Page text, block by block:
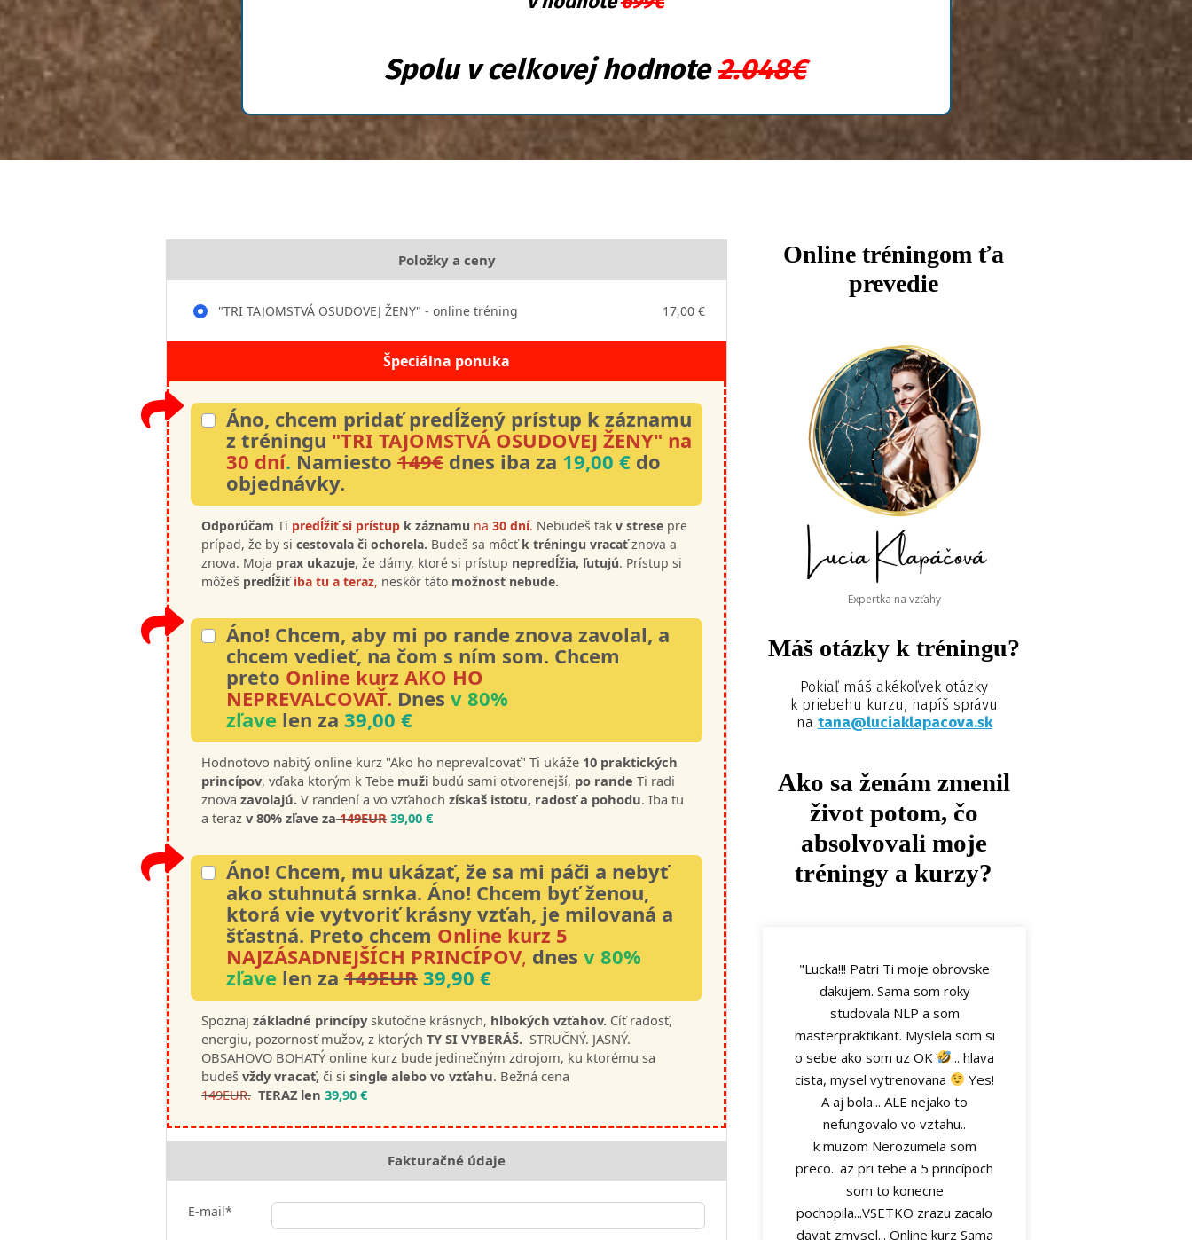
Spolu v celkovej hodnote2.048€
Položky a ceny
"TRI TAJOMSTVÁ OSUDOVEJ ŽENY" - online tréning 17,00 €
Špeciálna ponuka
Áno, chcem pridať predĺžený prístup k záznamu
z tréningu "TRI TAJOMSTVÁ OSUDOVEJ ŽENY" na
30 dní. Namiesto 149€ dnes iba za 19,00 € do
objednávky.
Odporúčam Ti predĺžiť si prístup k záznamu na 30 dní. Nebudeš tak v strese pre
prípad, že by si cestovala či ochorela. Budeš sa môcťk tréningu vracaťznova a
znova. Moja prax ukazuje, že dámy, ktoré si prístup nepredĺžia, ľutujú. Prístup si
môžeš predĺžiťiba tu a teraz, neskôr táto možnosť nebude.
Áno! Chcem, aby mi po rande znova zavolal, a
chcem vedieť, na čom s ním som. Chcem
preto Online kurz AKO HO
NEPREVALCOVAŤ. Dnes v 80%
zľave len za 39,00 €
Hodnotovo nabitý online kurz "Ako ho neprevalcovať" Ti ukáže 10 praktických
princípov, vďaka ktorým k Tebe muži budú sami otvorenejší, po rande Ti radi
znova zavolajú. V randení a vo vzťahoch získaš istotu, radosť a pohodu. Iba tu
a teraz v 80% zľave za149EUR 39,00 €
Áno! Chcem, mu ukázať, že sa mi páči a nebyť
ako stuhnutá srnka. Áno! Chcem byť ženou,
ktorá vie vytvoriť krásny vzťah, je milovaná a
šťastná. Preto chcem Online kurz 5
NAJZÁSADNEJŠÍCH PRINCÍPOV, dnes v 80%
zľave len za 149EUR 39,90 €
Spoznaj základné princípyskutočne krásnych, hlbokých vzťahov. Cíť radosť,
energiu, pozornosť mužov, z ktorých TY SI VYBERÁŠ. STRUČNÝ. JASNÝ.
OBSAHOVO BOHATÝ online kurz bude jedinečným zdrojom, ku ktorému sa
budeš vždy vracať, či si single alebo vo vzťahu. Bežná cena
149EUR. TERAZ len 39,90 €
Fakturačné údaje
E-mail*
Online tréningom ťa
prevedie
Expertka na vzťahy
Máš otázky k tréningu?
Pokiaľ máš akékoľvek otázky
k priebehu kurzu, napíš správu
na tana@luciaklapacova.sk
Ako sa ženám zmenil
život potom, čo
absolvovali moje
tréningy a kurzy?
"Lucka!!! Patri Ti moje obrovske
dakujem. Sama som roky
studovala NLP a som
masterpraktikant. Myslela som si
o sebe ako som uz OK
... hlava
cista, mysel vytrenovana
Yes!
A aj bola... ALE nejako to
nefungovalo vo vztahu..
k muzom Nerozumela som
preco.. az pri tebe a 5 princípoch
som to konecne
pochopila...VSETKO zrazu zacalo
davat zmysel... Online kurz Sama